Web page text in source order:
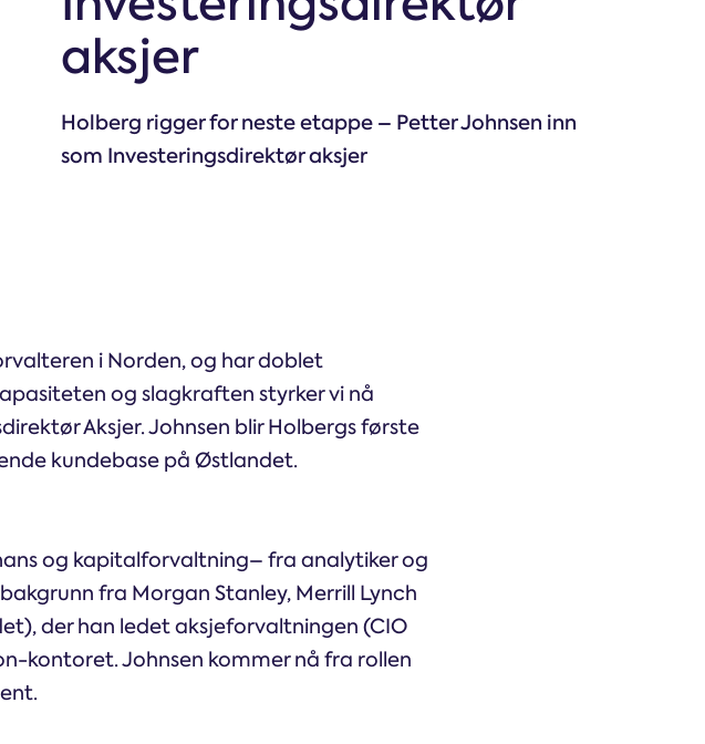
aksjer
Holberg rigger for neste etappe – Petter Johnsen inn
som Investeringsdirektør aksjer
i Norden, og har doblet
og slagkraften styrker vi nå
Aksjer. Johnsen blir Holbergs første
kundebase på Østlandet.
og kapitalforvaltning– fra analytiker og
fra Morgan Stanley, Merrill Lynch
der han ledet aksjeforvaltningen (CIO
kontoret. Johnsen kommer nå fra rollen